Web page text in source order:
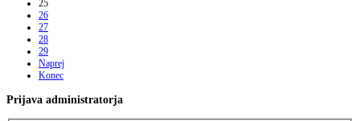
25
26
27
28
29
Naprej
Konec
Prijava administratorja